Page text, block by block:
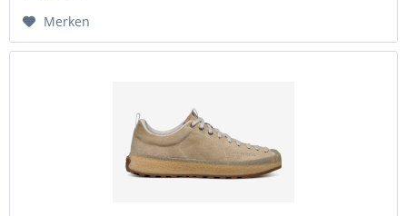
Merken